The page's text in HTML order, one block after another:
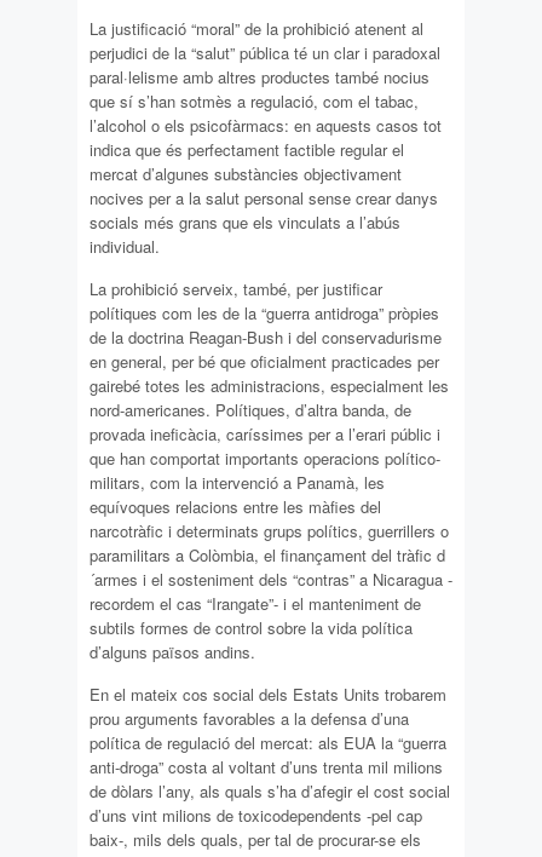
La justificació “moral” de la prohibició atenent al
perjudici de la “salut” pública té un clar i paradoxal
paral·lelisme amb altres productes també nocius
que sí s’han sotmès a regulació, com el tabac,
l’alcohol o els psicofàrmacs: en aquests casos tot
indica que és perfectament factible regular el
mercat d’algunes substàncies objectivament
nocives per a la salut personal sense crear danys
socials més grans que els vinculats a l’abús
individual.
La prohibició serveix, també, per justificar
polítiques com les de la “guerra antidroga” pròpies
de la doctrina Reagan-Bush i del conservadurisme
en general, per bé que oficialment practicades per
gairebé totes les administracions, especialment les
nord-americanes. Polítiques, d’altra banda, de
provada ineficàcia, caríssimes per a l’erari públic i
que han comportat importants operacions político-
militars, com la intervenció a Panamà, les
equívoques relacions entre les màfies del
narcotràfic i determinats grups polítics, guerrillers o
paramilitars a Colòmbia, el finançament del tràfic d
´armes i el sosteniment dels “contras” a Nicaragua -
recordem el cas “Irangate”- i el manteniment de
subtils formes de control sobre la vida política
d’alguns països andins.
En el mateix cos social dels Estats Units trobarem
prou arguments favorables a la defensa d’una
política de regulació del mercat: als EUA la “guerra
anti-droga” costa al voltant d’uns trenta mil milions
de dòlars l’any, als quals s’ha d’afegir el cost social
d’uns vint milions de toxicodependents -pel cap
baix-, mils dels quals, per tal de procurar-se els